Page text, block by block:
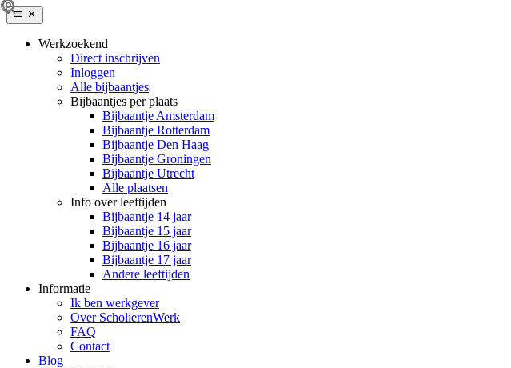
Werkzoekend
Direct inschrijven
Inloggen
Alle bijbaantjes
Bijbaantjes per plaats
Bijbaantje Amsterdam
Bijbaantje Rotterdam
Bijbaantje Den Haag
Bijbaantje Groningen
Bijbaantje Utrecht
Alle plaatsen
Info over leeftijden
Bijbaantje 14 jaar
Bijbaantje 15 jaar
Bijbaantje 16 jaar
Bijbaantje 17 jaar
Andere leeftijden
Informatie
Ik ben werkgever
Over ScholierenWerk
FAQ
Contact
Blog